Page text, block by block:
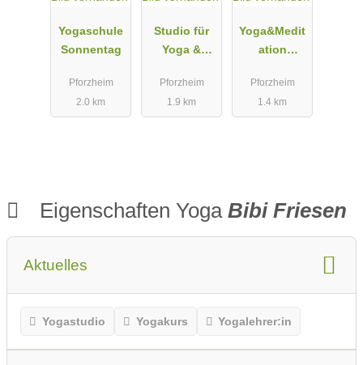
Yogaschule
Sonnentag
Pforzheim
2.0 km
Studio für
Yoga &
altung
Pforzheim
1.9 km
Yoga&Medit
ation
Arnolds
Pforzheim
1.4 km
Eigenschaften Yoga Bibi Friesen
Aktuelles
Yogastudio Yogakurs Yogalehrer:in